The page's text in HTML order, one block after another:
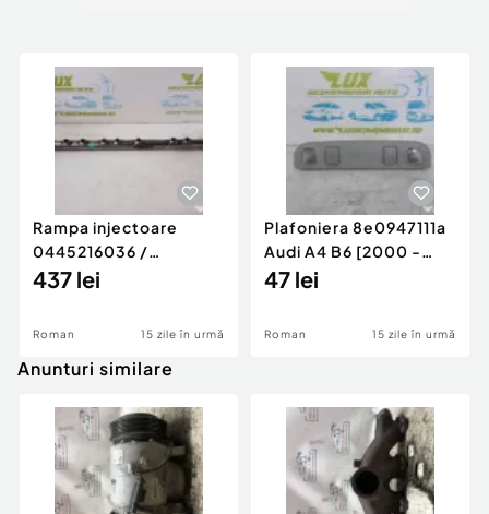
Rampa injectoare
0445216036 /
780542302 3.0 d 313
437 lei
Roman 15 zile în urmă
Plafoniera 8e0947111a
Audi A4 B6 [2000 -
2005]
47 lei
Roman 15 zile în urmă
Anunturi similare